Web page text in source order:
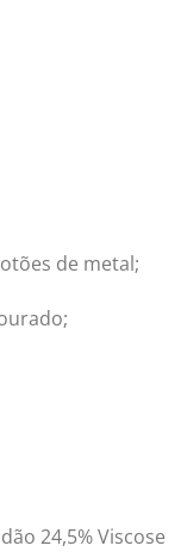
de metal;
24,5% Viscose